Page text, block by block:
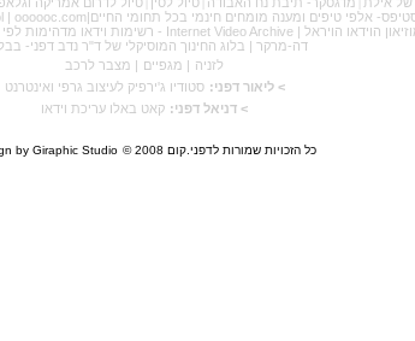
אלפי טיפים ומענה מומחים חינמי בכל תחומי החיים|
| oooooc.com
| Internet Video Archive - רשימות וידאו מדהימות לפי נושאים
דה-מרקר | בלוג החינוך המוסיקלי של ד"ר נדב דפני-
לזניה | מגפיים | מצבר לרכב
> ליאור דפני: סטודיו ג'ירפיק לעיצוב גרפי ואינטרנט
> דניאל דפני: קאט באלו עריכת וידאו
by Giraphic Studio © כל הזכויות שמורות לדפני.קום 2008